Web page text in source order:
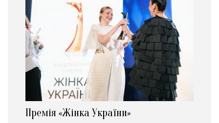
Премія «Жінка України»